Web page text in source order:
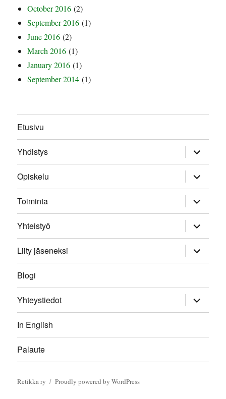
October 2016 (2)
September 2016 (1)
June 2016 (2)
March 2016 (1)
January 2016 (1)
September 2014 (1)
Etusivu
Yhdistys expand
child
menu
Opiskelu
expand
child
menu
Toiminta
expand
child
menu
Yhteistyö
expand
child
menu
Liity jäseneksi
expand
child
menu
Blogi
Yhteystiedot expand
child
menu
In English
Palaute
Retikka ry Proudly powered by WordPress